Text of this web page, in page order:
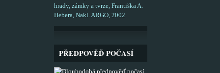
hrady, zámky a tvrze, Františka A.
Hebera, Nakl. ARGO, 2002
PŘEDPOVĚĎ POČASÍ